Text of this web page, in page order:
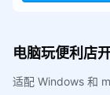
电脑玩便利店
适配 Windows 和